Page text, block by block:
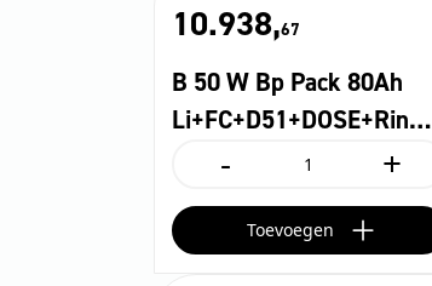
aantal
10.938,67
B 50 W Bp Pack 80Ah
Li+FC+D51+DOSE+Rin…
-
W
Pack
+
Toevoegen